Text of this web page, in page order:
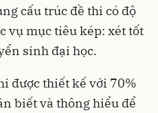
cấu trúc đề thi có độ
vụ mục tiêu kép: xét tốt
sinh đại học.
được thiết kế với 70%
biết và thông hiểu để